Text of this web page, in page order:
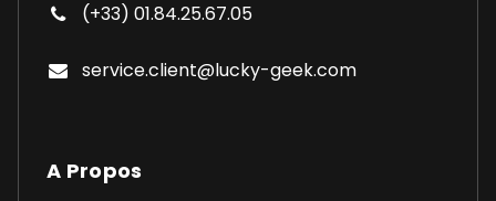
(+33) 01.84.25.67.05
service.client@lucky-geek.com
A Propos